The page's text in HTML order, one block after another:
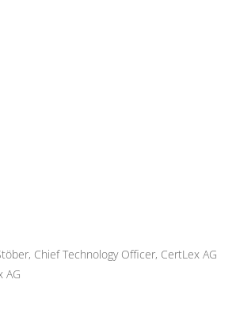
Chief Technology Officer, CertLex AG
AG